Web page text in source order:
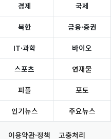
경제 국제
북한 금융·증권
IT·과학 바이오
스포츠 연재물
피플 포토
인기뉴스 주요뉴스
이용약관·정책 고충처리